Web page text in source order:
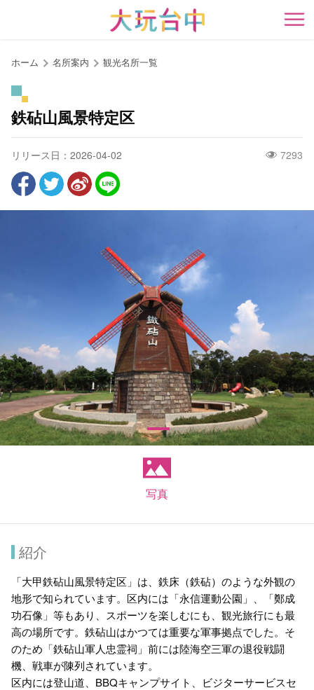
る
開
ホーム 名所案内 観光名所一覧
鉄砧山風景特定区
リリース日：2026-04-02 7293
写真
紹介
「大甲鉄砧山風景特定区」は、鉄床（鉄砧）のような外観の
地形で知られています。区内には「永信運動公園」、「鄭成
功石像」等もあり、スポーツを楽しむにも、観光旅行にも最
高の場所です。鉄砧山はかつては重要な軍事拠点でした。そ
のため「鉄砧山軍人忠霊祠」前には陸海空三軍の退役戦闘
機、戦車が陳列されています。
区内には登山道、BBQキャンプサイト、ビジターサービスセ